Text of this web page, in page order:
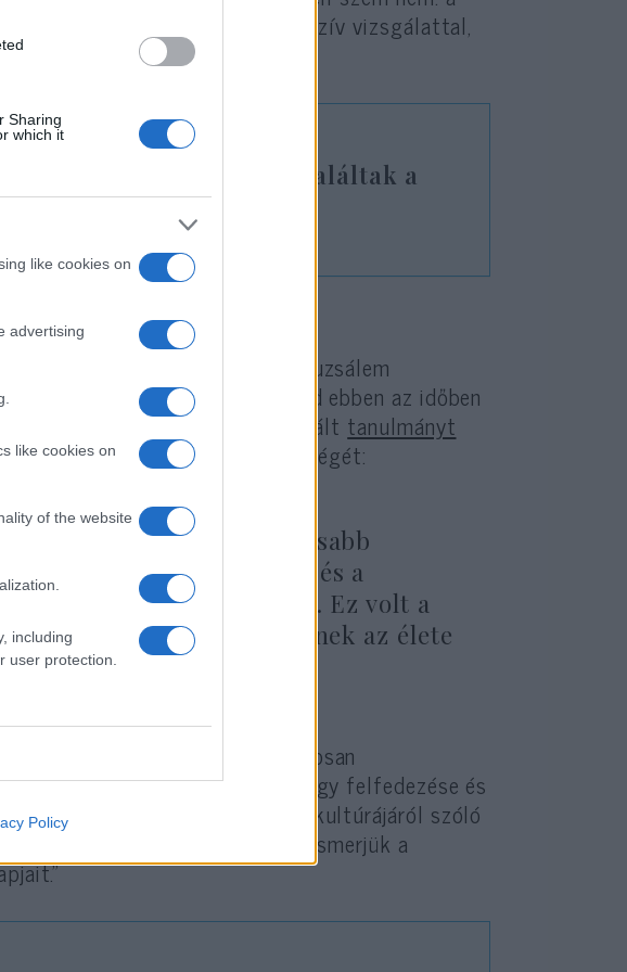
Sharing
which it
like cookies on
advertising
like cookies on
of the website
including
user protection.
Policy
állapotát, mindezt egy non-invazív vizsgálattal,
jövő nemzedékei számára.”
bizarr bizánci apácát találtak a
korszaka 1099-ben, Jeruzsálem
évszázadon át tartott. A kard ebben az időben
Lantos, aki nemrégiben publikált tanulmányt
így magyarázta a lelet jelentőségét:
történelem legfontosabb
a kard a lovagok és a
hit szimbólumává vált. Ez volt a
fegyvere is, akiknek az élete
tárgyak voltak, ezért gondosan
szimbolikus és személyes tárgy felfedezése és
a keresztes kor anyagi kultúrájáról szóló
kínál arra is, hogy megismerjük a